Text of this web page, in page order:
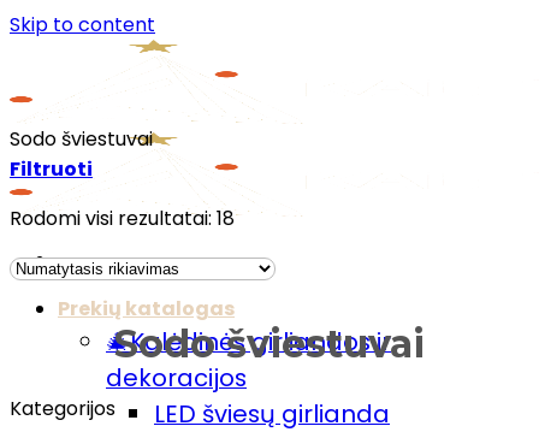
Skip to content
Menu
Prekių katalogas
🎄Kalėdinės girliandos ir
dekoracijos
LED šviesų girlianda
Sodo šviestuvai
Filtruoti
Rodomi visi rezultatai: 18
Sodo šviestuvai
Kategorijos